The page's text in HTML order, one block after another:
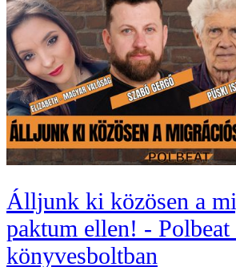
Álljunk ki közösen a
paktum ellen! - Polbeat
könyvesboltban